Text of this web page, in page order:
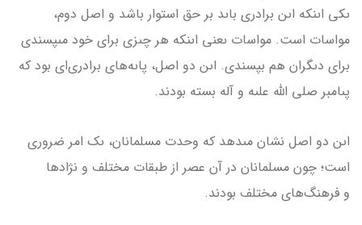
ىكى اىنكه اىن برادرى باىد بر حق استوار باشد و اصل دوم،
مواسات است. مواسات ىعنى اىنكه هر چىزى براى خود مى­پسندى
براى دىگران هم بپسندى. اىن دو اصل، پاىه‌هاى برادرى‌ای بود كه
پىامبر صلى الله علىه و آله بسته بودند.
اىن دو اصل نشان مى­دهد كه وحدت مسلمانان، ىک امر ضرورى
است؛ چون مسلمانان در آن عصر از طبقات مختلف و نژادها
و فرهنگ‌هاى مختلف بودند.